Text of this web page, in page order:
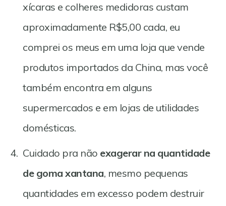
xícaras e colheres medidoras custam
aproximadamente R$5,00 cada, eu
comprei os meus em uma loja que vende
produtos importados da China, mas você
também encontra em alguns
supermercados e em lojas de utilidades
domésticas.
Cuidado pra não exagerar na quantidade
de goma xantana, mesmo pequenas
quantidades em excesso podem destruir